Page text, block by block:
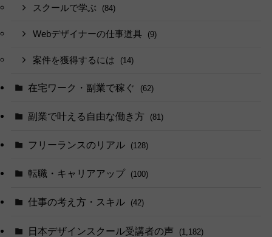
スクールで学ぶ (84)
Webデザイナーの仕事道具 (9)
案件を獲得するには (14)
在宅ワーク・副業で稼ぐ (62)
副業で叶える自由な働き方 (81)
フリーランスのリアル (128)
転職・キャリアアップ (100)
仕事の考え方・スキル (42)
日本デザインスクール受講者の声 (1,182)